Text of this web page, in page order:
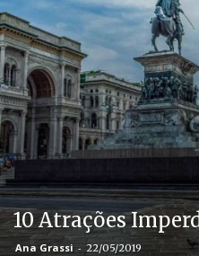
10 Atrações
Ana Grassi - 22/05/2019